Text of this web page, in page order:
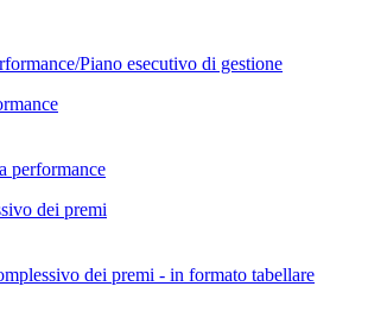
Piano esecutivo di gestione
performance
dei premi
dei premi - in formato tabellare